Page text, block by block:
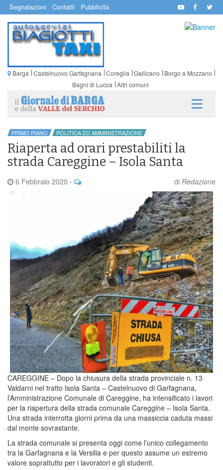
Segnalazioni Contatti Pubblicità
Barga Castelnuovo Garfagnana Coreglia Gallicano
Borgo a Mozzano
Bagni di Lucca Altri comuni
PRIMO PIANO POLITICA ED AMMINISTRAZIONE
Riaperta ad orari prestabiliti la
strada Careggine – Isola Santa
6 Febbraio 2020 - di Redazione
CAREGGINE – Dopo la chiusura della strada provinciale n. 13
Valdarni nel tratto Isola Santa – Castelnuovo di Garfagnana,
l’Amministrazione Comunale di Careggine, ha intensificato i lavori
per la riapertura della strada comunale Careggine – Isola Santa.
Una strada interrotta giorni prima da una massiccia caduta massi
dal monte sovrastante.
La strada comunale si presenta oggi come l’unico collegamento
tra la Garfagnana e la Versilia e per questo assume un estremo
valore soprattutto per i lavoratori e gli studenti.